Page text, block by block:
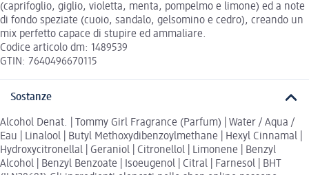
(caprifoglio, giglio, violetta, menta, pompelmo e limone) ed a note
di fondo speziate (cuoio, sandalo, gelsomino e cedro), creando un
mix perfetto capace di stupire ed ammaliare.
Codice articolo dm: 1489539
GTIN: 7640496670115
Sostanze
Alcohol Denat. | Tommy Girl Fragrance (Parfum) | Water / Aqua /
Eau | Linalool | Butyl Methoxydibenzoylmethane | Hexyl Cinnamal |
Hydroxycitronellal | Geraniol | Citronellol | Limonene | Benzyl
Alcohol | Benzyl Benzoate | Isoeugenol | Citral | Farnesol | BHT